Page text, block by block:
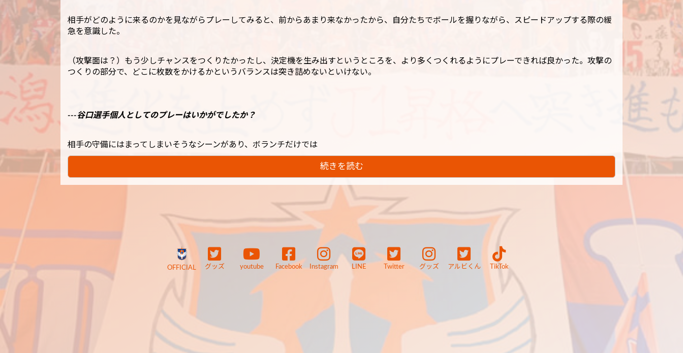
相手がどのように来るのかを見ながらプレーしてみると、前からあまり来なかったから、自分たちでボールを握りながら、スピードアップする際の緩
急を意識した。
（攻撃面は？）もう少しチャンスをつくりたかったし、決定機を生み出すというところを、より多くつくれるようにプレーできれば良かった。攻撃の
つくりの部分で、どこに枚数をかけるかというバランスは突き詰めないといけない。
---谷口選手個人としてのプレーはいかがでしたか？
相手の守備にはまってしまいそうなシーンがあり、ボランチだけでは
続きを読む
OFFICIAL グッズ youtube Facebook Instagram LINE Twitter グッズ アルビくん TikTok